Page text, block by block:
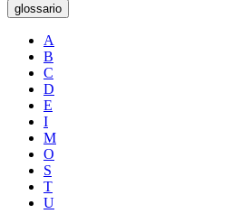
glossario
A
B
C
D
E
I
M
O
S
T
U